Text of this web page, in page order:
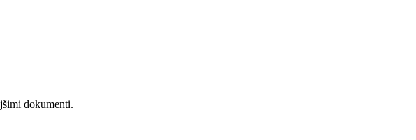
dokumenti.